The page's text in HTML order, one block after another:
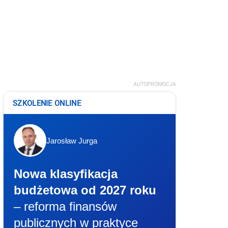
AUTOPROMOCJA
SZKOLENIE ONLINE
Jarosław Jurga
Nowa klasyfikacja
budżetowa od 2027 roku
– reforma finansów
publicznych w praktyce